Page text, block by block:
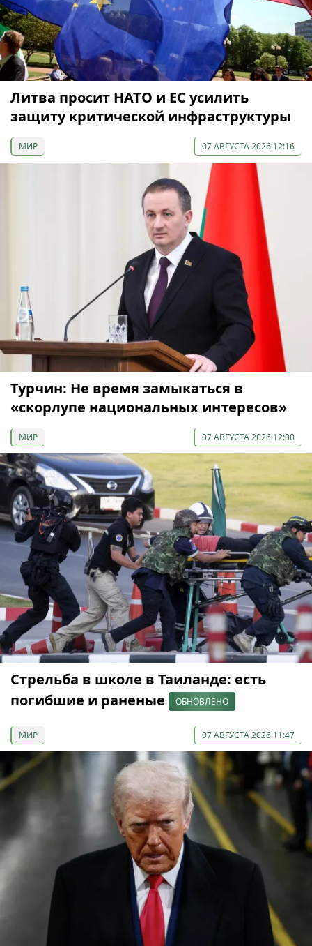
Литва просит НАТО и ЕС усилить
защиту критической инфраструктуры
МИР 07 АВГУСТА 2026 12:16
Турчин: Не время замыкаться в
«скорлупе национальных интересов»
МИР 07 АВГУСТА 2026 12:00
Стрельба в школе в Таиланде: есть
погибшие и раненые
ОБНОВЛЕНО
МИР 07 АВГУСТА 2026 11:47